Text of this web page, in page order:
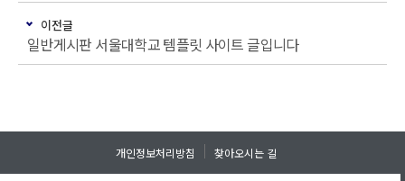
이전글
일반게시판 서울대학교 템플릿 사이트 글입니다
개인정보처리방침 찾아오시는 길